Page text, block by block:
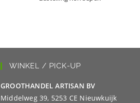
WINKEL / PICK-UP
GROOTHANDEL ARTISAN BV
Middelweg 39, 5253 CE Nieuwkuijk